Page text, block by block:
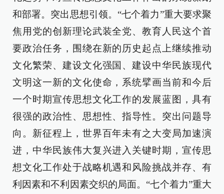
和部署。突出思想引领。“七个着力”重大要求聚
焦用党的创新理论武装全党、教育人民这个首
要政治任务，围绕在新的历史起点上继续推动
文化繁荣、建设文化强国、建设中华民族现代
文明这一新的文化使命，系统擘画当前和今后
一个时期宣传思想文化工作的发展蓝图，具有
很强的政治性、思想性、指导性。突出问题导
向。新征程上，世界百年未有之大变局加速演
进，中华民族伟大复兴进入关键时期，宣传思
想文化工作处于战略机遇和风险挑战并存、有
利因素和不利因素交织的局面。“七个着力”重大